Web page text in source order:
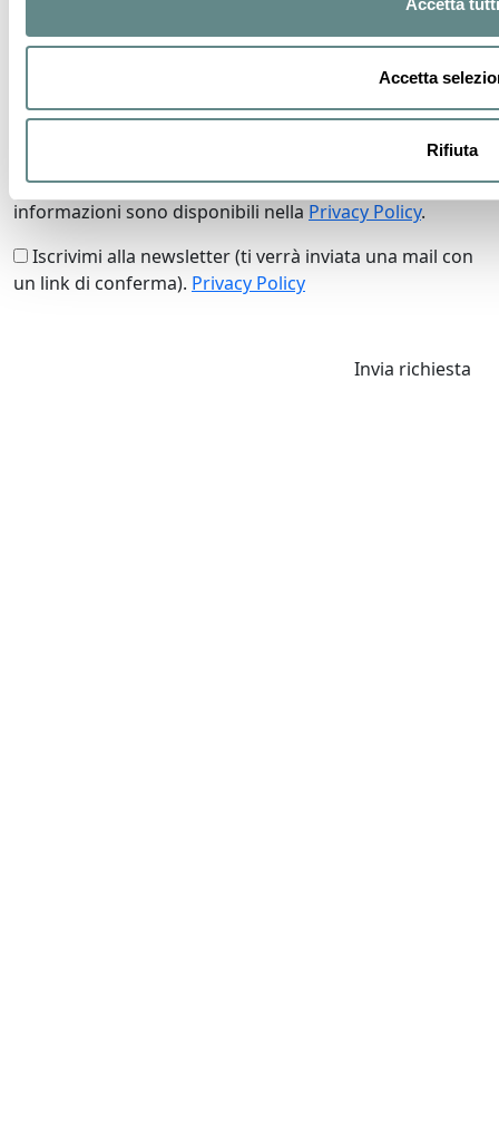
Accetta tutti
Accetta
Rifiuta
normativa sulla protezione dei dati personali. Tutte le
informazioni sono disponibili nella Privacy Policy.
Iscrivimi alla newsletter (ti verrà inviata una mail con
un link di conferma). Privacy Policy
Invia richiesta